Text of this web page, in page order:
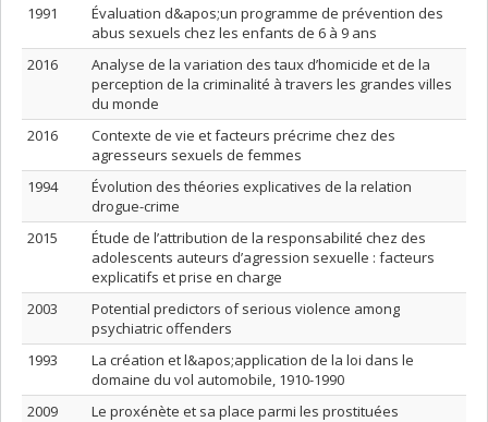
1991
Évaluation d&apos;un programme de prévention des
abus sexuels chez les enfants de 6 à 9 ans
2016
Analyse de la variation des taux d’homicide et de la
perception de la criminalité à travers les grandes villes
du monde
2016
Contexte de vie et facteurs précrime chez des
agresseurs sexuels de femmes
1994
Évolution des théories explicatives de la relation
drogue-crime
2015
Étude de l’attribution de la responsabilité chez des
adolescents auteurs d’agression sexuelle : facteurs
explicatifs et prise en charge
2003
Potential predictors of serious violence among
psychiatric offenders
1993
La création et l&apos;application de la loi dans le
domaine du vol automobile, 1910-1990
2009
Le proxénète et sa place parmi les prostituées